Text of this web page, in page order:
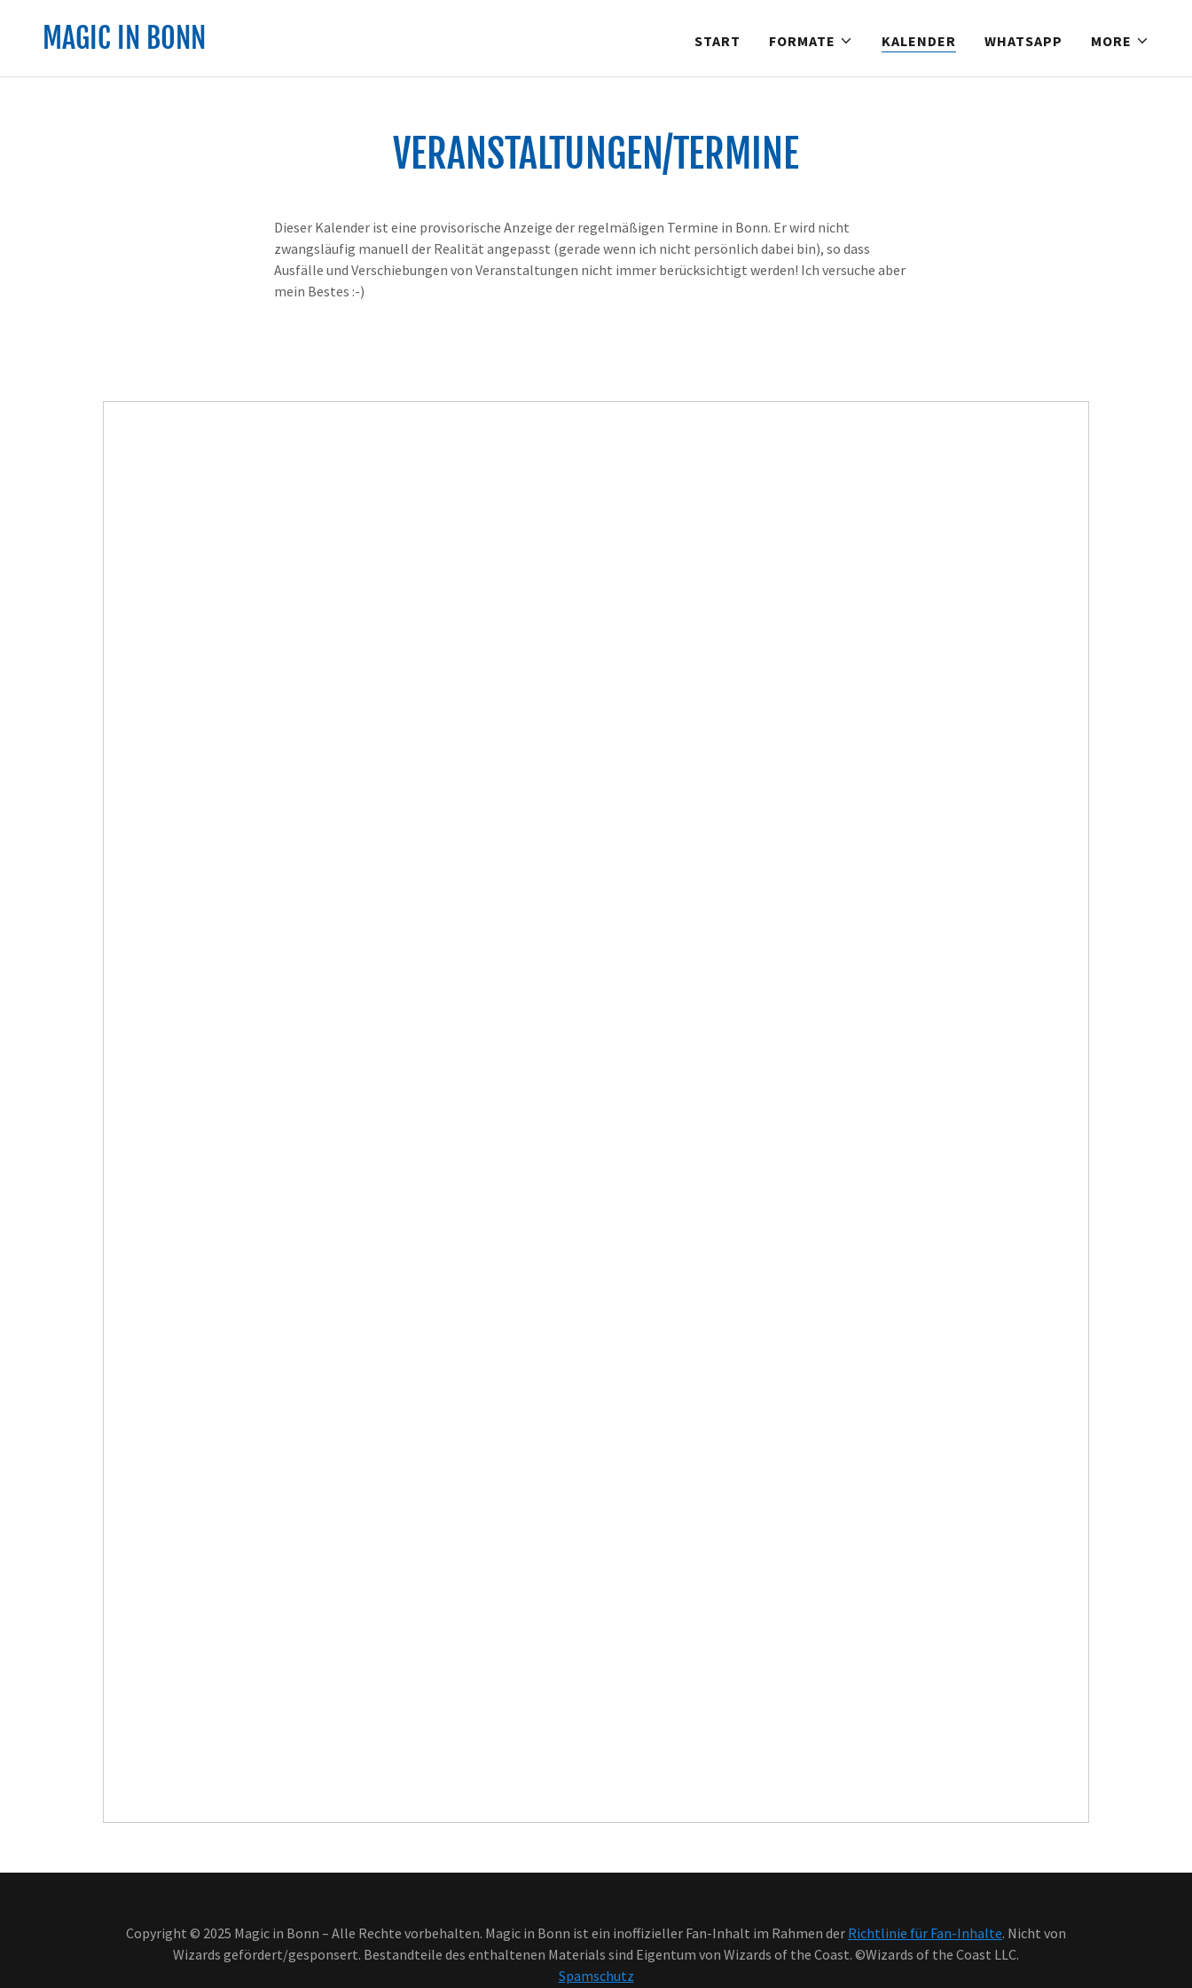
MAGIC IN BONN START FORMATE KALENDER WHATSAPP MORE
VERANSTALTUNGEN/TERMINE
Dieser Kalender ist eine provisorische Anzeige der regelmäßigen Termine in Bonn. Er wird nicht
zwangsläufig manuell der Realität angepasst (gerade wenn ich nicht persönlich dabei bin), so dass
Ausfälle und Verschiebungen von Veranstaltungen nicht immer berücksichtigt werden! Ich versuche aber
mein Bestes :-)
Copyright © 2025 Magic in Bonn – Alle Rechte vorbehalten. Magic in Bonn ist ein inoffizieller Fan-Inhalt im Rahmen der Richtlinie für Fan-Inhalte. Nicht von
Wizards gefördert/gesponsert. Bestandteile des enthaltenen Materials sind Eigentum von Wizards of the Coast. ©Wizards of the Coast LLC.
Spamschutz